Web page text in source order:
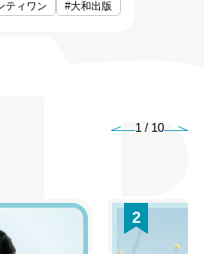
ティワン
#大和出版
1 / 10
2